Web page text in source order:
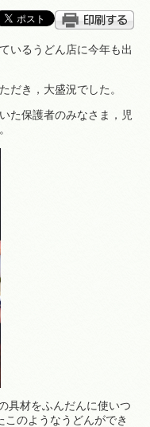
いるうどん店に今年も出
だき，大盛況でした。
た保護者のみなさま，児
具材をふんだんに使いつ
のようなうどんができ